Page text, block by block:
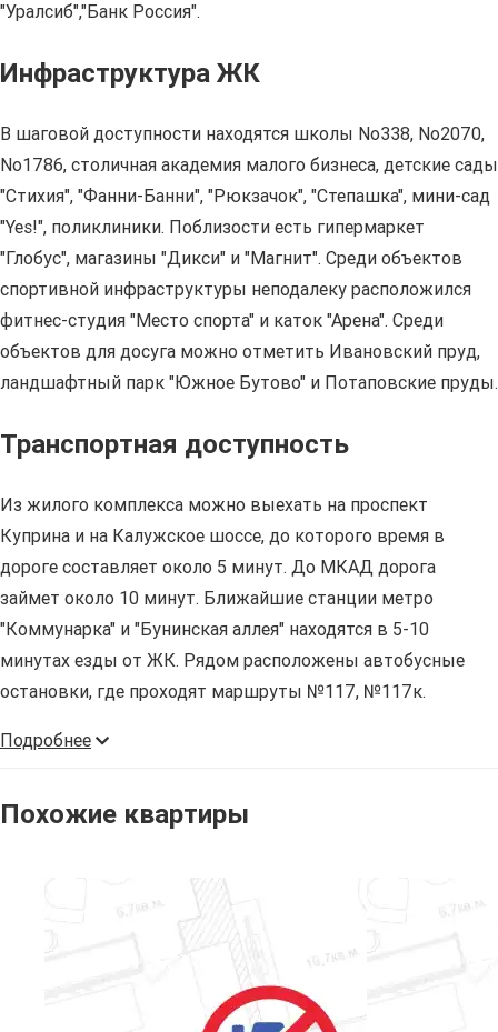
"Уралсиб","Банк Россия".
Инфраструктура ЖК
В шаговой доступности находятся школы No338, No2070,
No1786, столичная академия малого бизнеса, детские сады
"Стихия", "Фанни-Банни", "Рюкзачок", "Степашка", мини-сад
"Yes!", поликлиники. Поблизости есть гипермаркет
"Глобус", магазины "Дикси" и "Магнит". Среди объектов
спортивной инфраструктуры неподалеку расположился
фитнес-студия "Место спорта" и каток "Арена". Среди
объектов для досуга можно отметить Ивановский пруд,
ландшафтный парк "Южное Бутово" и Потаповские пруды.
Транспортная доступность
Из жилого комплекса можно выехать на проспект
Куприна и на Калужское шоссе, до которого время в
дороге составляет около 5 минут. До МКАД дорога
займет около 10 минут. Ближайшие станции метро
"Коммунарка" и "Бунинская аллея" находятся в 5-10
минутах езды от ЖК. Рядом расположены автобусные
остановки, где проходят маршруты №117, №117к.
Подробнее
Похожие квартиры